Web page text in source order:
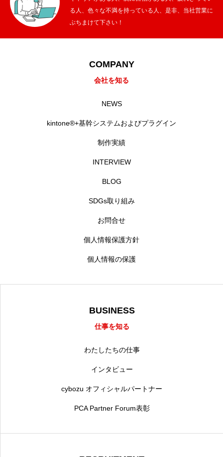
る人、色々な不満を持っている人、是非、当社営業に
ぶちまけて下さい！
COMPANY
会社を知る
NEWS
kintone®+基幹システムおよびプラグイン
制作実績
INTERVIEW
BLOG
SDGs取り組み
お問合せ
個人情報保護方針
個人情報の保護
BUSINESS
仕事を知る
わたしたちの仕事
インタビュー
cybozu オフィシャルパートナー
PCA Partner Forum表彰